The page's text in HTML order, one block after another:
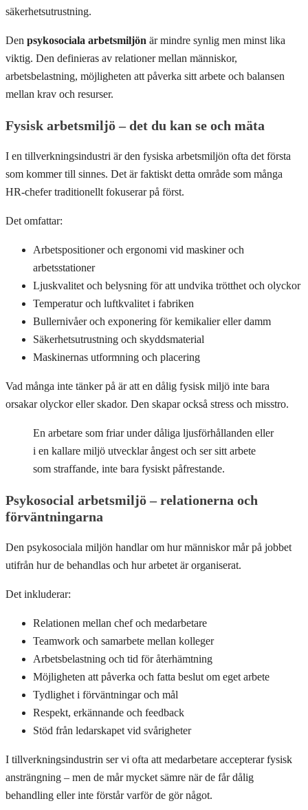
säkerhetsutrustning.
Den psykosociala arbetsmiljön är mindre synlig men minst lika
viktig. Den definieras av relationer mellan människor,
arbetsbelastning, möjligheten att påverka sitt arbete och balansen
mellan krav och resurser.
Fysisk arbetsmiljö – det du kan se och mäta
I en tillverkningsindustri är den fysiska arbetsmiljön ofta det första
som kommer till sinnes. Det är faktiskt detta område som många
HR-chefer traditionellt fokuserar på först.
Det omfattar:
Arbetspositioner och ergonomi vid maskiner och
arbetsstationer
Ljuskvalitet och belysning för att undvika trötthet och olyckor
Temperatur och luftkvalitet i fabriken
Bullernivåer och exponering för kemikalier eller damm
Säkerhetsutrustning och skyddsmaterial
Maskinernas utformning och placering
Vad många inte tänker på är att en dålig fysisk miljö inte bara
orsakar olyckor eller skador. Den skapar också stress och misstro.
En arbetare som friar under dåliga ljusförhållanden eller
i en kallare miljö utvecklar ångest och ser sitt arbete
som straffande, inte bara fysiskt påfrestande.
Psykosocial arbetsmiljö – relationerna och
förväntningarna
Den psykosociala miljön handlar om hur människor mår på jobbet
utifrån hur de behandlas och hur arbetet är organiserat.
Det inkluderar:
Relationen mellan chef och medarbetare
Teamwork och samarbete mellan kolleger
Arbetsbelastning och tid för återhämtning
Möjligheten att påverka och fatta beslut om eget arbete
Tydlighet i förväntningar och mål
Respekt, erkännande och feedback
Stöd från ledarskapet vid svårigheter
I tillverkningsindustrin ser vi ofta att medarbetare accepterar fysisk
ansträngning – men de mår mycket sämre när de får dålig
behandling eller inte förstår varför de gör något.